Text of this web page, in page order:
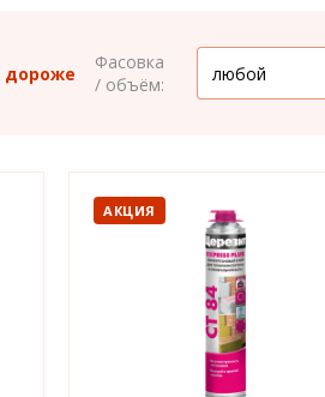
дороже
Фасовка
/ объём:
АКЦИЯ